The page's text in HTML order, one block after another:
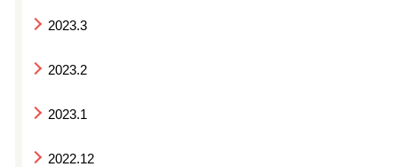
2023.3
2023.2
2023.1
2022.12